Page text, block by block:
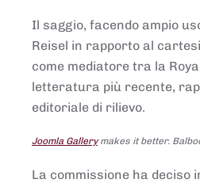
Il saggio, facendo ampio
Reisel in rapporto al
come mediatore tra la
letteratura più recente,
editoriale di rilievo.
Joomla Gallerymakes it better.
La commissione ha deciso